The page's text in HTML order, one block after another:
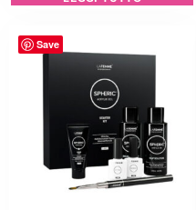
Save